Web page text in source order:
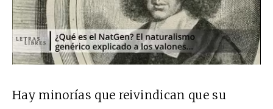
Hay minorías que reivindican que su